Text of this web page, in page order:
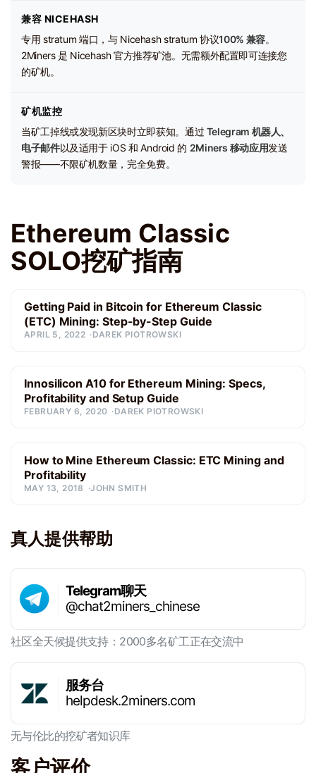
兼容 NICEHASH
专用 stratum 端口，与 Nicehash stratum 协议100% 兼容。
2Miners 是 Nicehash 官方推荐矿池。无需额外配置即可连接您
的矿机。
矿机监控
当矿工掉线或发现新区块时立即获知。通过 Telegram 机器人、
电子邮件以及适用于 iOS 和 Android 的 2Miners 移动应用发送
警报——不限矿机数量，完全免费。
Ethereum Classic
SOLO挖矿指南
Getting Paid in Bitcoin for Ethereum Classic
(ETC) Mining: Step-by-Step Guide
APRIL 5, 2022 DAREK PIOTROWSKI
Innosilicon A10 for Ethereum Mining: Specs,
Profitability and Setup Guide
FEBRUARY 6, 2020 DAREK PIOTROWSKI
How to Mine Ethereum Classic: ETC Mining and
Profitability
MAY 13, 2018 JOHN SMITH
真人提供帮助
Telegram聊天
@chat2miners_chinese
社区全天候提供支持：2000多名矿工正在交流中
服务台
helpdesk.2miners.com
无与伦比的挖矿者知识库
客户评价